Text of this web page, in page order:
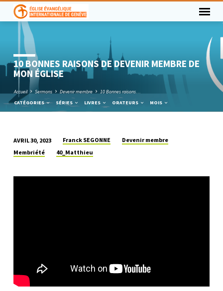
10 BONNES RAISONS DE DEVENIR MEMBRE DE
MON ÉGLISE
Accueil Sermons Devenir membre
10 Bonnes raisons…
CATÉGORIES
SÉRIES LIVRES ORATEURS MOIS
10
RAISONS
AVRIL 30, 2023 Franck SEGONNE
Devenir membre
Membriété
40_Matthieu